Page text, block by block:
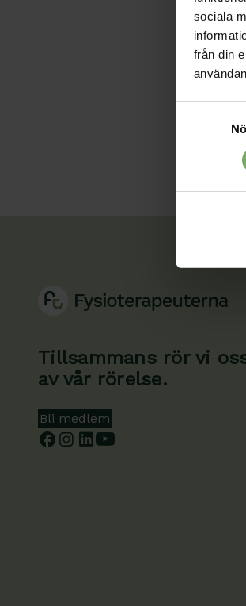
sociala
från din
Tillsammans rör vi
av vår rörelse.
Bli medlem